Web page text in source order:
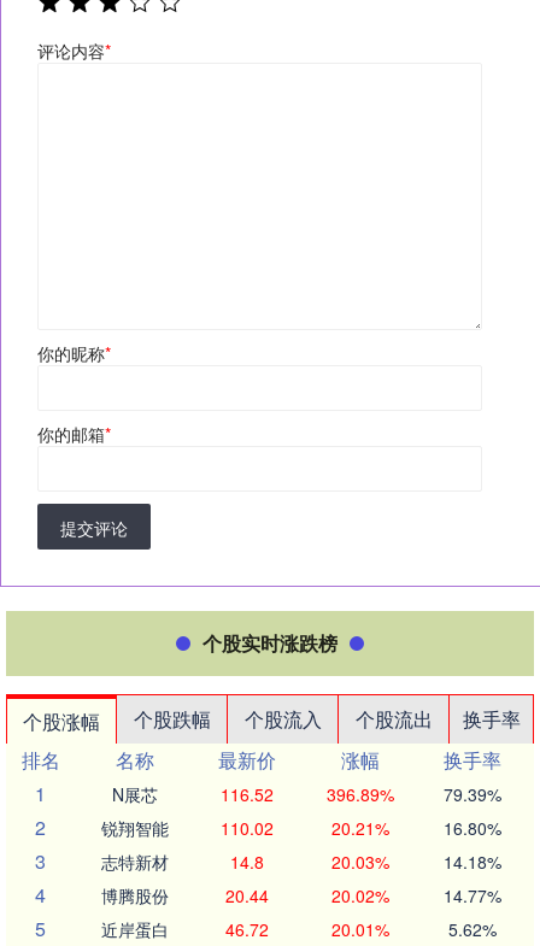
评论内容*
你的昵称*
你的邮箱*
提交评论
个股实时涨跌榜
个股涨幅 个股跌幅 个股流入 个股流出
换手率
排名
名称 最新价 涨幅
换手率
1
N展芯 116.52 396.89% 79.39%
2 锐翔智能 110.02 20.21% 16.80%
3 志特新材 14.8 20.03% 14.18%
4 博腾股份 20.44 20.02% 14.77%
5 近岸蛋白 46.72 20.01% 5.62%